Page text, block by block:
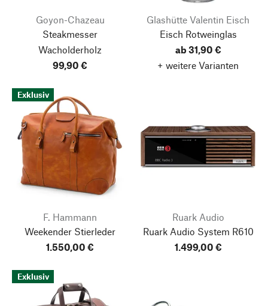
Goyon-Chazeau
Steakmesser
Wacholderholz
99,90 €
Glashütte Valentin Eisch
Eisch Rotweinglas
ab 31,90 €
+ weitere Varianten
Exklusiv
F. Hammann
Weekender Stierleder
1.550,00 €
Ruark Audio
Ruark Audio System R610
1.499,00 €
Exklusiv